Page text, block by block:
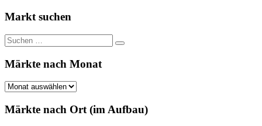
Markt suchen
Suchen
nach:
Suchen
Märkte nach Monat
Märkte
Monat
Märkte nach Ort (im Aufbau)